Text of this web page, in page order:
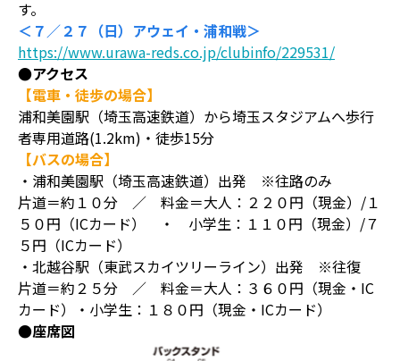
す。
＜７／２７（日）アウェイ・浦和戦＞
https://www.urawa-reds.co.jp/clubinfo/229531/
●アクセス
【電車・徒歩の場合】
浦和美園駅（埼玉高速鉄道）から埼玉スタジアムへ歩行
者専用道路(1.2km)・徒歩15分
【バスの場合】
・浦和美園駅（埼玉高速鉄道）出発 ※往路のみ
片道＝約１０分 ／ 料金＝大人：２２０円（現金）/１
５０円（ICカード） ・ 小学生：１１０円（現金）/７
５円（ICカード）
・北越谷駅（東武スカイツリーライン）出発 ※往復
片道＝約２５分 ／ 料金＝大人：３６０円（現金・IC
カード）・小学生：１８０円（現金・ICカード）
●座席図